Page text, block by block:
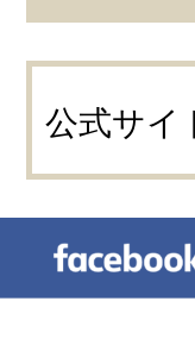
公式サイ